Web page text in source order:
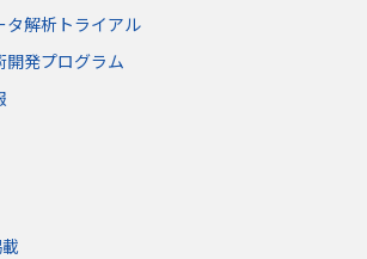
タ解析トライアル
開発プログラム